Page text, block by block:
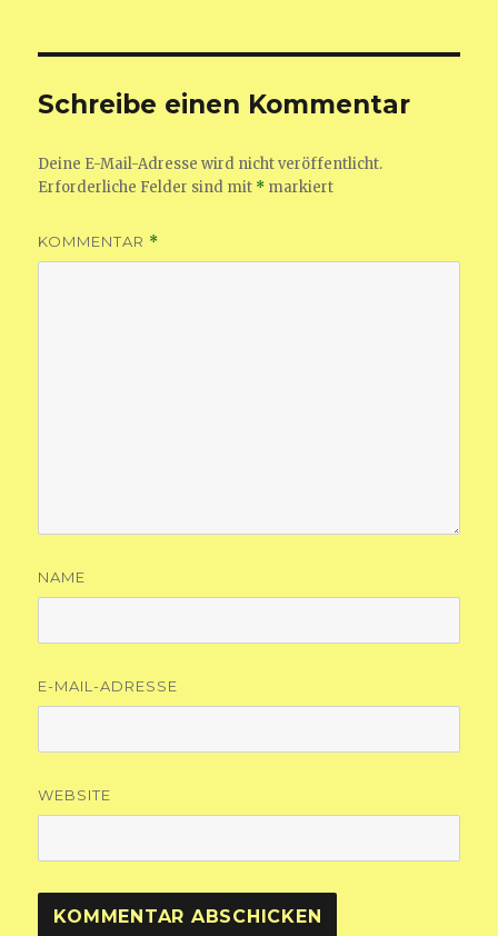
Schreibe einen Kommentar
Deine E-Mail-Adresse wird nicht veröffentlicht.
Erforderliche Felder sind mit * markiert
KOMMENTAR *
NAME
E-MAIL-ADRESSE
WEBSITE